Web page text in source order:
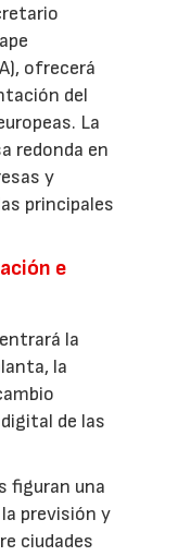
ofrecerá
del
La
redonda en
y
principales
e
la
la
de las
figuran una
previsión y
ciudades